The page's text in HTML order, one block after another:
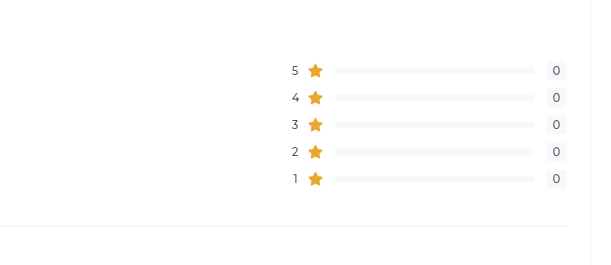
5
0
4
0
3
0
2
0
1
0